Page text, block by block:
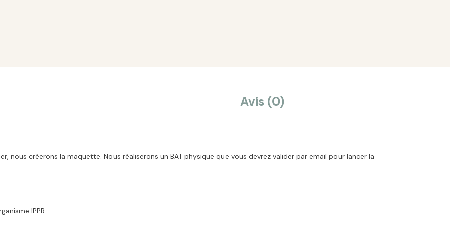
Avis (0)
nous créerons la maquette. Nous réaliserons un BAT physique que vous devrez valider par email pour lancer la
IPPR